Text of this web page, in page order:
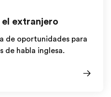
el extranjero
de oportunidades para
de habla inglesa.